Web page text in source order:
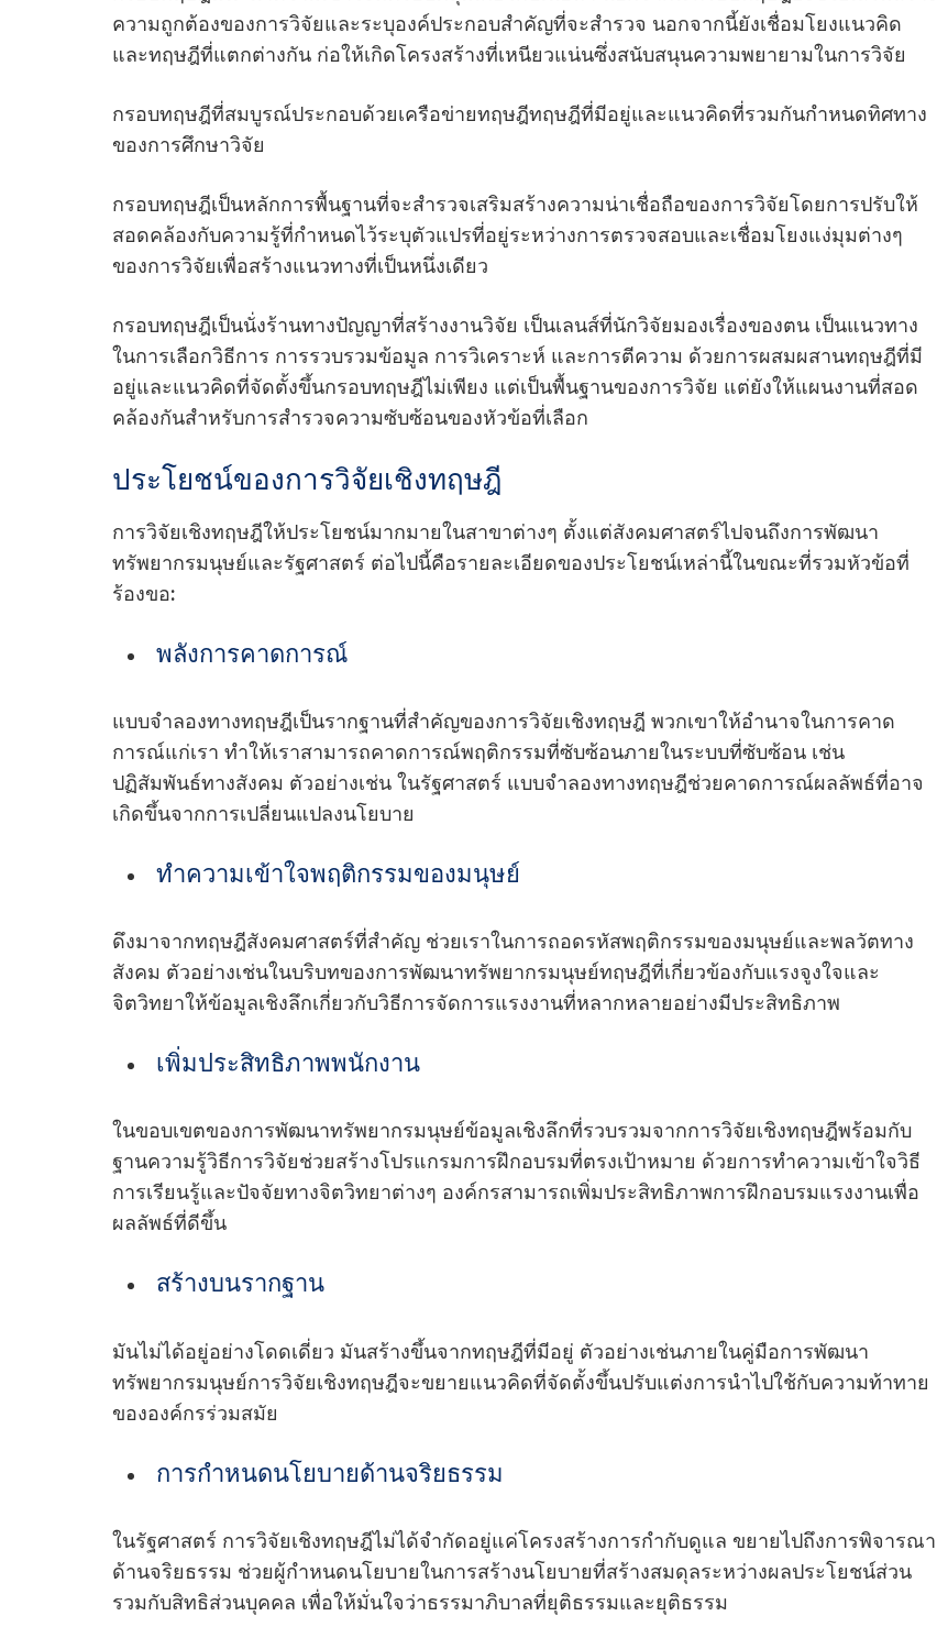
ความถูกต้องของการวิจัยและระบุองค์ประกอบสําคัญที่จะสํารวจ นอกจากนี้ยังเชื่อมโยงแนวคิด
และทฤษฎีที่แตกต่างกัน ก่อให้เกิดโครงสร้างที่เหนียวแน่นซึ่งสนับสนุนความพยายามในการวิจัย
กรอบทฤษฎีที่สมบูรณ์ประกอบด้วยเครือข่ายทฤษฎีทฤษฎีที่มีอยู่และแนวคิดที่รวมกันกําหนดทิศทาง
ของการศึกษาวิจัย
กรอบทฤษฎีเป็นหลักการพื้นฐานที่จะสํารวจเสริมสร้างความน่าเชื่อถือของการวิจัยโดยการปรับให้
สอดคล้องกับความรู้ที่กําหนดไว้ระบุตัวแปรที่อยู่ระหว่างการตรวจสอบและเชื่อมโยงแง่มุมต่างๆ
ของการวิจัยเพื่อสร้างแนวทางที่เป็นหนึ่งเดียว
กรอบทฤษฎีเป็นนั่งร้านทางปัญญาที่สร้างงานวิจัย เป็นเลนส์ที่นักวิจัยมองเรื่องของตน เป็นแนวทาง
ในการเลือกวิธีการ การรวบรวมข้อมูล การวิเคราะห์ และการตีความ ด้วยการผสมผสานทฤษฎีที่มี
อยู่และแนวคิดที่จัดตั้งขึ้นกรอบทฤษฎีไม่เพียง แต่เป็นพื้นฐานของการวิจัย แต่ยังให้แผนงานที่สอด
คล้องกันสําหรับการสํารวจความซับซ้อนของหัวข้อที่เลือก
ประโยชน์ของการวิจัยเชิงทฤษฎี
การวิจัยเชิงทฤษฎีให้ประโยชน์มากมายในสาขาต่างๆ ตั้งแต่สังคมศาสตร์ไปจนถึงการพัฒนา
ทรัพยากรมนุษย์และรัฐศาสตร์ ต่อไปนี้คือรายละเอียดของประโยชน์เหล่านี้ในขณะที่รวมหัวข้อที่
ร้องขอ:
พลังการคาดการณ์
แบบจําลองทางทฤษฎีเป็นรากฐานที่สําคัญของการวิจัยเชิงทฤษฎี พวกเขาให้อํานาจในการคาด
การณ์แก่เรา ทําให้เราสามารถคาดการณ์พฤติกรรมที่ซับซ้อนภายในระบบที่ซับซ้อน เช่น
ปฏิสัมพันธ์ทางสังคม ตัวอย่างเช่น ในรัฐศาสตร์ แบบจําลองทางทฤษฎีช่วยคาดการณ์ผลลัพธ์ที่อาจ
เกิดขึ้นจากการเปลี่ยนแปลงนโยบาย
ทําความเข้าใจพฤติกรรมของมนุษย์
ดึงมาจากทฤษฎีสังคมศาสตร์ที่สําคัญ ช่วยเราในการถอดรหัสพฤติกรรมของมนุษย์และพลวัตทาง
สังคม ตัวอย่างเช่นในบริบทของการพัฒนาทรัพยากรมนุษย์ทฤษฎีที่เกี่ยวข้องกับแรงจูงใจและ
จิตวิทยาให้ข้อมูลเชิงลึกเกี่ยวกับวิธีการจัดการแรงงานที่หลากหลายอย่างมีประสิทธิภาพ
เพิ่มประสิทธิภาพพนักงาน
ในขอบเขตของการพัฒนาทรัพยากรมนุษย์ข้อมูลเชิงลึกที่รวบรวมจากการวิจัยเชิงทฤษฎีพร้อมกับ
ฐานความรู้วิธีการวิจัยช่วยสร้างโปรแกรมการฝึกอบรมที่ตรงเป้าหมาย ด้วยการทําความเข้าใจวิธี
การเรียนรู้และปัจจัยทางจิตวิทยาต่างๆ องค์กรสามารถเพิ่มประสิทธิภาพการฝึกอบรมแรงงานเพื่อ
ผลลัพธ์ที่ดีขึ้น
สร้างบนรากฐาน
มันไม่ได้อยู่อย่างโดดเดี่ยว มันสร้างขึ้นจากทฤษฎีที่มีอยู่ ตัวอย่างเช่นภายในคู่มือการพัฒนา
ทรัพยากรมนุษย์การวิจัยเชิงทฤษฎีจะขยายแนวคิดที่จัดตั้งขึ้นปรับแต่งการนําไปใช้กับความท้าทาย
ขององค์กรร่วมสมัย
การกําหนดนโยบายด้านจริยธรรม
ในรัฐศาสตร์ การวิจัยเชิงทฤษฎีไม่ได้จํากัดอยู่แค่โครงสร้างการกํากับดูแล ขยายไปถึงการพิจารณา
ด้านจริยธรรม ช่วยผู้กําหนดนโยบายในการสร้างนโยบายที่สร้างสมดุลระหว่างผลประโยชน์ส่วน
รวมกับสิทธิส่วนบุคคล เพื่อให้มั่นใจว่าธรรมาภิบาลที่ยุติธรรมและยุติธรรม